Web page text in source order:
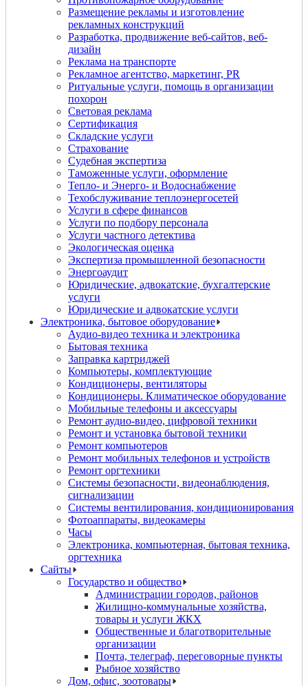
Размещение рекламы и изготовление
рекламных конструкций
Разработка, продвижение веб-сайтов, веб-
дизайн
Реклама на транспорте
Рекламное агентство, маркетинг, PR
Ритуальные услуги, помощь в организации
похорон
Световая реклама
Сертификация
Складские услуги
Страхование
Судебная экспертиза
Таможенные услуги, оформление
Тепло- и Энерго- и Водоснабжение
Техобслуживание теплоэнергосетей
Услуги в сфере финансов
Услуги по подбору персонала
Услуги частного детектива
Экологическая оценка
Экспертиза промышленной безопасности
Энергоаудит
Юридические, адвокатские, бухгалтерские
услуги
Юридические и адвокатские услуги
Электроника, бытовое оборудование
Аудио-видео техника и электроника
Бытовая техника
Заправка картриджей
Компьютеры, комплектующие
Кондиционеры, вентиляторы
Кондиционеры. Климатическое оборудование
Мобильные телефоны и аксессуары
Ремонт аудио-видео, цифровой техники
Ремонт и установка бытовой техники
Ремонт компьютеров
Ремонт мобильных телефонов и устройств
Ремонт оргтехники
Системы безопасности, видеонаблюдения,
сигнализации
Системы вентилирования, кондиционирования
Фотоаппараты, видеокамеры
Часы
Электроника, компьютерная, бытовая техника,
оргтехника
Сайты
Государство и общество
Администрации городов, районов
Жилищно-коммунальные хозяйства,
товары и услуги ЖКХ
Общественные и благотворительные
организации
Почта, телеграф, переговорные пункты
Рыбное хозяйство
Дом, офис, зоотовары